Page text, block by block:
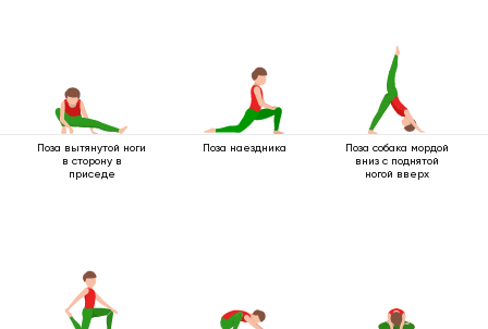
Поза вытянутой ноги
в сторону в
приседе
Поза наездника
Поза собака мордой
вниз с поднятой
ногой вверх